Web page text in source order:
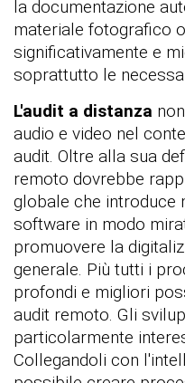
la documentazione
materiale fotografico
significativamente e
soprattutto le
L'audit a distanza
audio e video nel
audit. Oltre alla sua
remoto dovrebbe
globale che introduce
software in modo
promuovere la
generale. Più tutti i
profondi e migliori
audit remoto. Gli
particolarmente
Collegandoli con